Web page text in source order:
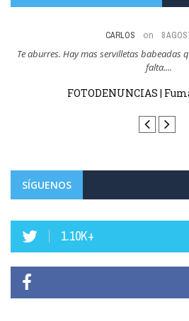
CARLOS on 8
Te aburres. Hay mas servilletas babeadas
falta....
FOTODENUNCIAS |
SÍGUENOS
1.10K+